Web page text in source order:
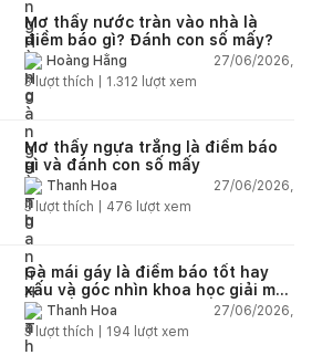
Mơ thấy nước tràn vào nhà là
điềm báo gì? Đánh con số mấy?
Hoàng Hằng
27/06/2026,
3lượt thích | 1.312 lượt xem
Mơ thấy ngựa trắng là điềm báo
gì và đánh con số mấy
Thanh Hoa
27/06/2026,
3lượt thích | 476 lượt xem
Gà mái gáy là điềm báo tốt hay
xấu và góc nhìn khoa học giải mã
chi tiết
Thanh Hoa
27/06/2026,
3lượt thích | 194 lượt xem